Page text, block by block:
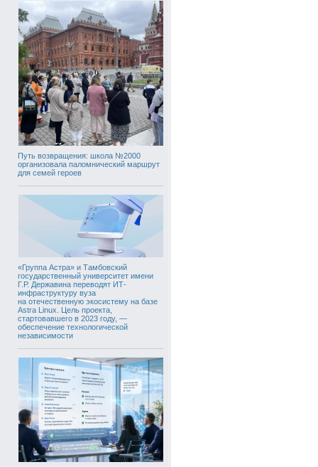
Путь возвращения: школа №2000
организовала паломнический маршрут
для семей героев
«Группа Астра» и Тамбовский
государственный университет имени
Г.Р. Державина переводят ИТ-
инфраструктуру вуза
на отечественную экосистему на базе
Astra Linux. Цель проекта,
стартовавшего в 2023 году, —
обеспечение технологической
независимости